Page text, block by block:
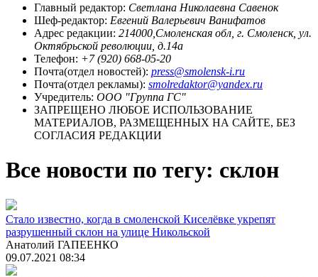
Главный редактор: Светлана Николаевна Савенок
Шеф-редактор: Евгений Валерьевич Ванифатов
Адрес редакции: 214000,Смоленская обл, г. Смоленск, ул.
Октябрьской революции, д.14а
Телефон: +7 (920) 668-05-20
Почта(отдел новостей): press@smolensk-i.ru
Почта(отдел рекламы): smolredaktor@yandex.ru
Учредитель: ООО "Группа ГС"
ЗАПРЕЩЕНО ЛЮБОЕ ИСПОЛЬЗОВАНИЕ
МАТЕРИАЛОВ, РАЗМЕЩЕННЫХ НА САЙТЕ, БЕЗ
СОГЛАСИЯ РЕДАКЦИИ
Все новости по тегу: склон
Стало известно, когда в смоленской Киселёвке укрепят
разрушенный склон на улице Никольской
Анатолий ГАПЕЕНКО
09.07.2021 08:34